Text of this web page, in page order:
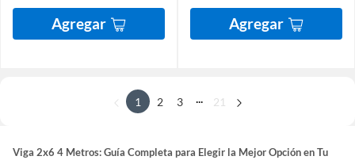
Agregar Agregar
1 2 3 21
Viga 2x6 4 Metros: Guía Completa para Elegir la Mejor Opción en Tu